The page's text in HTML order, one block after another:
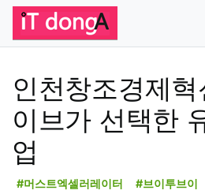
인천창조경제
이브가 선택한
업
#머스트엑셀러레이터 #브이투브이